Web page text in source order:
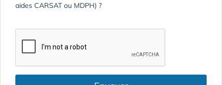
aides CARSAT ou MDPH) ?